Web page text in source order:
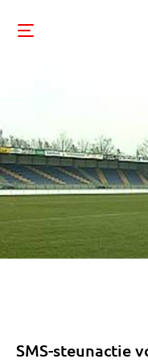
SMS-steunactie